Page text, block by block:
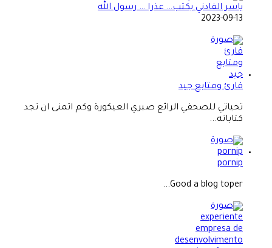
ياسر الفادني يكتب… عذرا … رسول الله
2023-09-13
قارئ ومتابع جيد
تحياتي للصحفي الرائع صبري العيكورة وكم اتمنى ان تجد
كتاباته...
pornip
Good a blog toper...